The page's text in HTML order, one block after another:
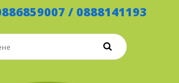
/ 0888141193